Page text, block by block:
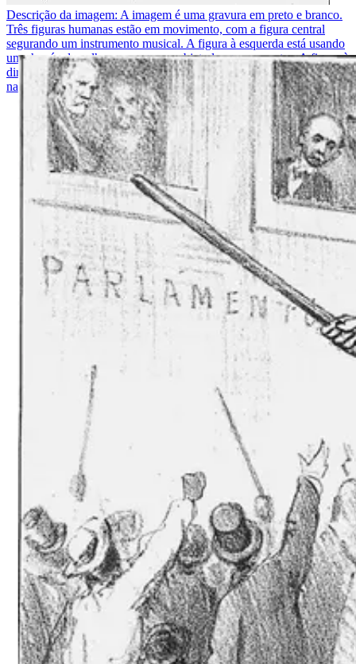
Descrição da imagem: A imagem é uma gravura em preto e branco.
Três figuras humanas estão em movimento, com a figura central
segurando um instrumento musical. A figura à esquerda está usando
um chapéu de palha e carrega um objeto longo nas costas. A figura à
direita também usa um chapéu de palha e segura um tambor. O texto
na imagem lê: "Hoje, em dia, não se fala senão em guarda negra."